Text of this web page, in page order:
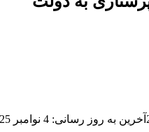
آخرین به روز رسانی: 4 نوامبر 2025